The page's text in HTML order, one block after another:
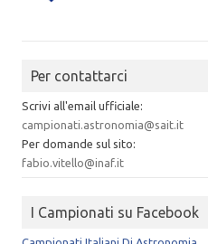
Per contattarci
Scrivi all'email ufficiale:
campionati.astronomia@sait.it
Per domande sul sito:
fabio.vitello@inaf.it
I Campionati su Facebook